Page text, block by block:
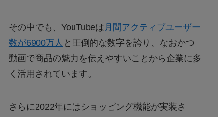
その中でも、YouTubeは 月間アクティブユーザー
数が6900万人 と圧倒的な数字を誇り、なおかつ
動画で商品の魅力を伝えやすいことから企業に多
く活用されています。
さらに2022年にはショッピング機能が実装さ